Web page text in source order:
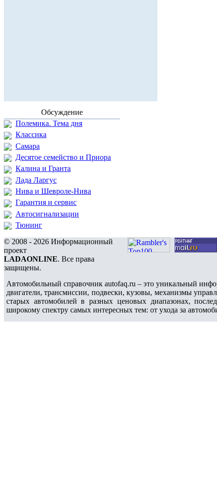
Обсуждение
Полемика. Тема дня
Классика
Самара
Десятое семейство и Приора
Калина и Гранта
Лада Ларгус
Нива и Шевроле-Нива
Гарантия и сервис
Автосигнализации
Тюнинг
© 2008 - 2026 Информационный
проект
LADAONLINE. Все права
защищены.
Автомобильный справочник autofaq.ru – это уникальный
двигатели, трансмиссии, подвески, кузовы, механизмы
старых автомобилей в разных ценовых диапазонах,
широкому спектру самых интересных тем: от ухода за